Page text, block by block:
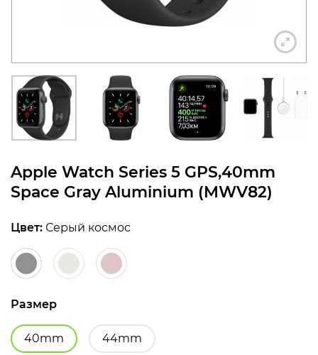
Apple Watch Series 5 GPS,40mm
Space Gray Aluminium (MWV82)
Цвет: Серый космос
Размер
40mm 44mm
конфиденциальности
+7 812 318-40-14
(c 10:00 до 21:00, без
выходных)